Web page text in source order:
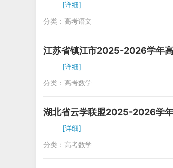
[详细]
分类： 高考语文
江苏省镇江市2025-2026学年
[详细]
分类： 高考数学
湖北省云学联盟2025-2026学
[详细]
分类： 高考数学